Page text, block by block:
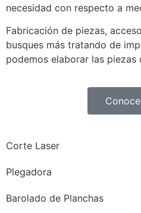
necesidad con respecto a
Fabricación de piezas,
busques más tratando de
podemos elaborar las piezas
Corte Laser
Plegadora
Barolado de Planchas